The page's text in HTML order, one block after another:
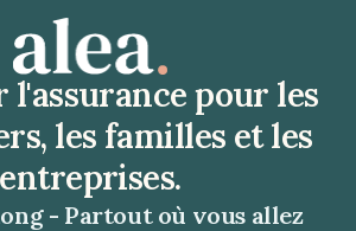
pour les
les familles et les
entreprises.
- Partout où vous allez